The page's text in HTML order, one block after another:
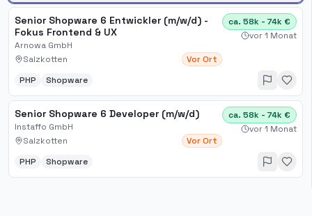
Senior Shopware 6 Entwickler (m/w/d) -
Fokus Frontend & UX
Arnowa GmbH
Salzkotten
Vor Ort
ca. 58k - 74k €
vor 1 Monat
PHP Shopware
Senior Shopware 6 Developer (m/w/d)
Instaffo GmbH
Salzkotten
Vor Ort
ca. 58k - 74k €
vor 1 Monat
PHP Shopware